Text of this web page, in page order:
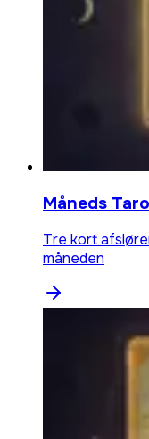
Måneds
Tre kort
måneden